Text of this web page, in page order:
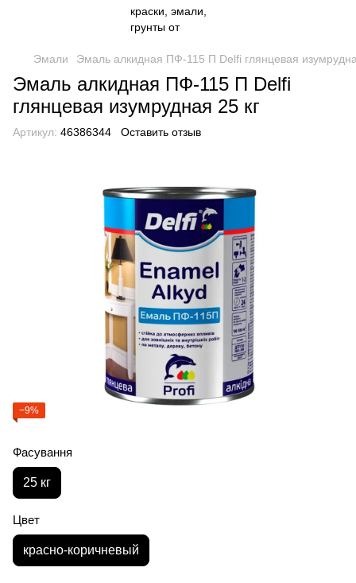
Эмали Эмаль алкидная ПФ-115 П Delfi глянцевая
Эмаль алкидная ПФ-115 П Delfi
глянцевая изумрудная 25 кг
Артикул: 46386344 Оставить отзыв
−9%
Фасування
25 кг
Цвет
красно-коричневый